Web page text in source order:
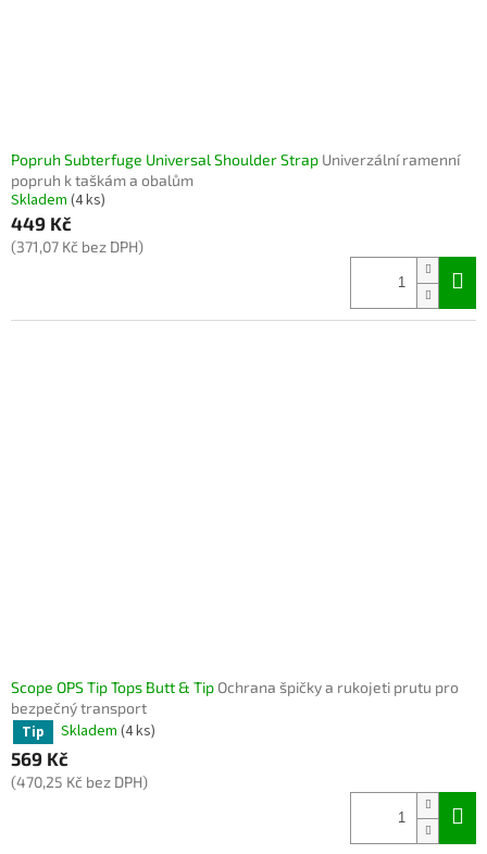
Popruh Subterfuge Universal Shoulder Strap Univerzální ramenní
popruh k taškám a obalům
Skladem (4 ks)
449 Kč
(371,07 Kč bez DPH)
Scope OPS Tip Tops Butt & Tip Ochrana špičky a rukojeti prutu pro
bezpečný transport
Tip Skladem (4 ks)
569 Kč
(470,25 Kč bez DPH)